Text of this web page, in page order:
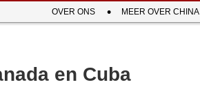
OVER ONS MEER OVER CHINA
en Cuba